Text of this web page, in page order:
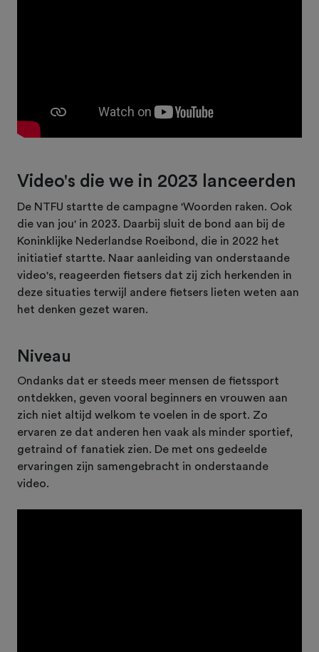
Video's die we in 2023 lanceerden
De NTFU startte de campagne 'Woorden raken. Ook
die van jou' in 2023. Daarbij sluit de bond aan bij de
Koninklijke Nederlandse Roeibond, die in 2022 het
initiatief startte. Naar aanleiding van onderstaande
video's, reageerden fietsers dat zij zich herkenden in
deze situaties terwijl andere fietsers lieten weten aan
het denken gezet waren.
Niveau
Ondanks dat er steeds meer mensen de fietssport
ontdekken, geven vooral beginners en vrouwen aan
zich niet altijd welkom te voelen in de sport. Zo
ervaren ze dat anderen hen vaak als minder sportief,
getraind of fanatiek zien. De met ons gedeelde
ervaringen zijn samengebracht in onderstaande
video.